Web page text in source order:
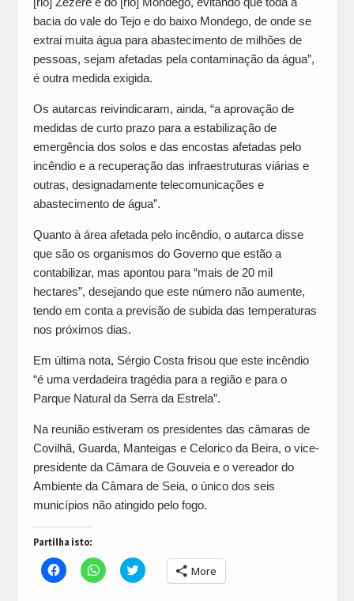
bacia do vale do Tejo e do baixo Mondego, de onde se
extrai muita água para abastecimento de milhões de
pessoas, sejam afetadas pela contaminação da água”,
é outra medida exigida.
Os autarcas reivindicaram, ainda, “a aprovação de
medidas de curto prazo para a estabilização de
emergência dos solos e das encostas afetadas pelo
incêndio e a recuperação das infraestruturas viárias e
outras, designadamente telecomunicações e
abastecimento de água”.
Quanto à área afetada pelo incêndio, o autarca disse
que são os organismos do Governo que estão a
contabilizar, mas apontou para “mais de 20 mil
hectares”, desejando que este número não aumente,
tendo em conta a previsão de subida das temperaturas
nos próximos dias.
Em última nota, Sérgio Costa frisou que este incêndio
“é uma verdadeira tragédia para a região e para o
Parque Natural da Serra da Estrela”.
Na reunião estiveram os presidentes das câmaras de
Covilhã, Guarda, Manteigas e Celorico da Beira, o vice-
presidente da Câmara de Gouveia e o vereador do
Ambiente da Câmara de Seia, o único dos seis
municípios não atingido pelo fogo.
Partilha isto:
Click
to
Click
to
Click
to More